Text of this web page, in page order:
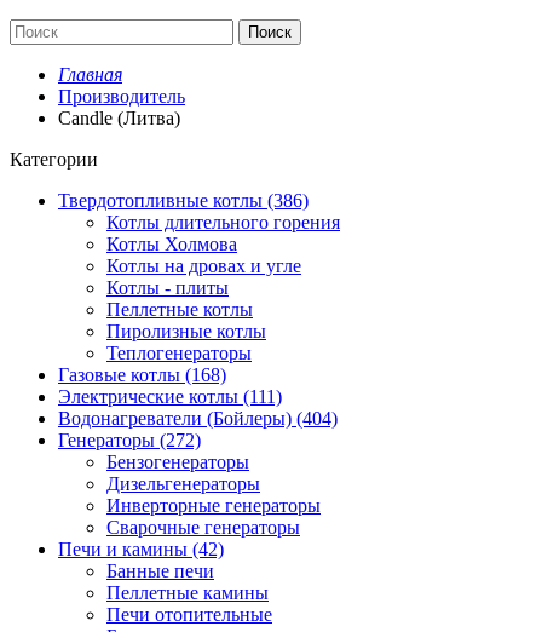
Поиск
Главная
Производитель
Candle (Литва)
Категории
Твердотопливные котлы (386)
Котлы длительного горения
Котлы Холмова
Котлы на дровах и угле
Котлы - плиты
Пеллетные котлы
Пиролизные котлы
Теплогенераторы
Газовые котлы (168)
Электрические котлы (111)
Водонагреватели (Бойлеры) (404)
Генераторы (272)
Бензогенераторы
Дизельгенераторы
Инверторные генераторы
Сварочные генераторы
Печи и камины (42)
Банные печи
Пеллетные камины
Печи отопительные